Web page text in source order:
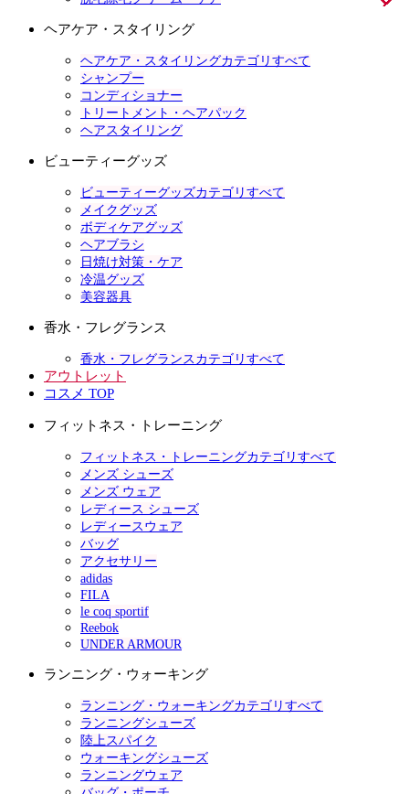
ヘアケア・スタイリング
ヘアケア・スタイリングカテゴリすべて
シャンプー
コンディショナー
トリートメント・ヘアパック
ヘアスタイリング
ビューティーグッズ
ビューティーグッズカテゴリすべて
メイクグッズ
ボディケアグッズ
ヘアブラシ
日焼け対策・ケア
冷温グッズ
美容器具
香水・フレグランス
香水・フレグランスカテゴリすべて
アウトレット
コスメ TOP
フィットネス・トレーニング
フィットネス・トレーニングカテゴリすべて
メンズ シューズ
メンズ ウェア
レディース シューズ
レディースウェア
バッグ
アクセサリー
adidas
FILA
le coq sportif
Reebok
UNDER ARMOUR
ランニング・ウォーキング
ランニング・ウォーキングカテゴリすべて
ランニングシューズ
陸上スパイク
ウォーキングシューズ
ランニングウェア